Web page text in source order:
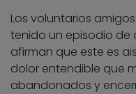
Los voluntarios
tenido un episodio de
afirman que este es
dolor entendible que
abandonados y